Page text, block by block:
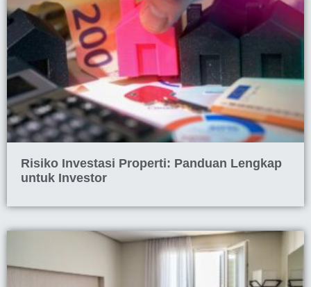
Risiko Investasi Properti: Panduan Lengkap
untuk Investor